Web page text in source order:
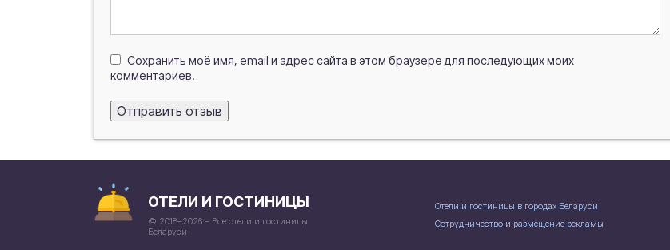
Сохранить моё имя, email и адрес сайта в этом браузере для последующих моих
комментариев.
ОТЕЛИ И ГОСТИНИЦЫ
© 2018–2026 – Все отели и гостиницы
Беларуси
Отели и гостиницы в городах Беларуси
Сотрудничество и размещение рекламы